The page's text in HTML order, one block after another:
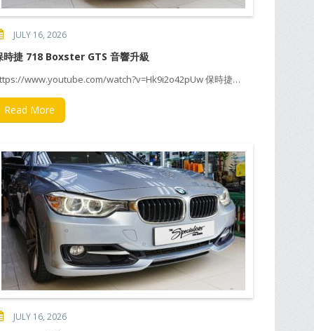
JULY 16, 2026
時捷 718 Boxster GTS 音響升級
www.youtube.com/watch?v=Hk9i2o42pUw 保時捷…
Read More
JULY 16, 2026